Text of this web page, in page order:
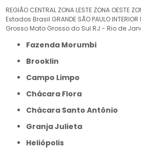
REGIÃO CENTRAL ZONA LESTE ZONA OESTE
Estados Brasil GRANDE SÃO PAULO INTERIOR
Grosso Mato Grosso do Sul RJ - Rio de
Fazenda Morumbi
Brooklin
Campo Limpo
Chácara Flora
Chácara Santo Antônio
Granja Julieta
Heliópolis